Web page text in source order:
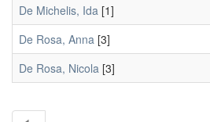
De Michelis, Ida [1]
De Rosa, Anna [3]
De Rosa, Nicola [3]